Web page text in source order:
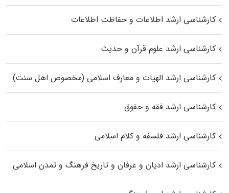
کارشناسی ارشد اطلاعات و حفاظت اطلاعات
کارشناسی ارشد علوم قرآن و حدیث
کارشناسی ارشد الهیات و معارف اسلامی (مخصوص اهل سنت)
کارشناسی ارشد فقه و حقوق
کارشناسی ارشد فلسفه و کلام اسلامی
کارشناسی ارشد ادیان و عرفان و تاریخ فرهنگ و تمدن اسلامی